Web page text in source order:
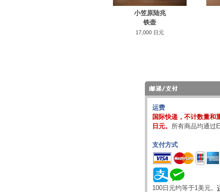
小笠原陆兆
铁壶
17,000 日元
运费
国际快递，不计数量和
日元。 所有商品均通过
支付方式
100日元约等于1美元。